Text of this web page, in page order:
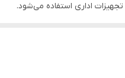
اداری استفاده می‌شود.